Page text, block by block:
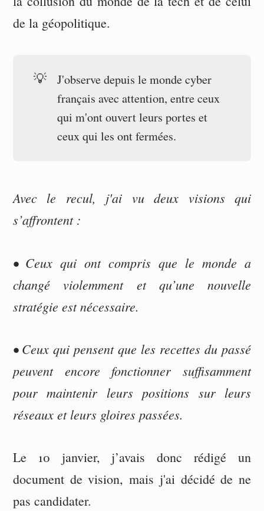
de la géopolitique.
💡
J'observe depuis le monde cyber
français avec attention, entre ceux
qui m'ont ouvert leurs portes et
ceux qui les ont fermées.
Avec le recul, j'ai vu deux visions qui
s’affrontent :
• Ceux qui ont compris que le monde a
changé violemment et qu’une nouvelle
stratégie est nécessaire.
• Ceux qui pensent que les recettes du passé
peuvent encore fonctionner suffisamment
pour maintenir leurs positions sur leurs
réseaux et leurs gloires passées.
Le 10 janvier, j’avais donc rédigé un
document de vision, mais j'ai décidé de ne
pas candidater.